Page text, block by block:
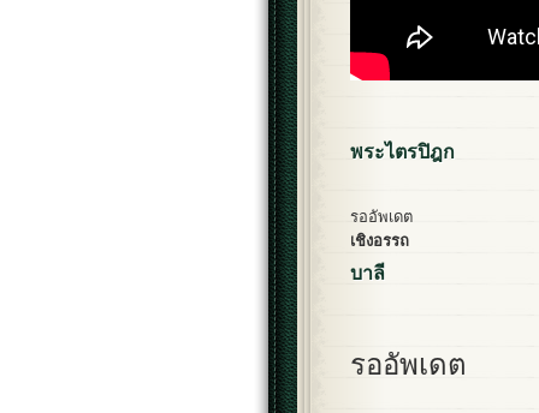
พระไตรปิฎก
รออัพเดต
เชิงอรรถ
บาลี
รออัพเดต